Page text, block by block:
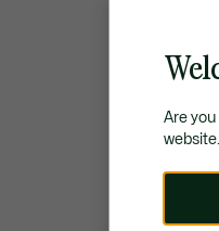
Are
website.